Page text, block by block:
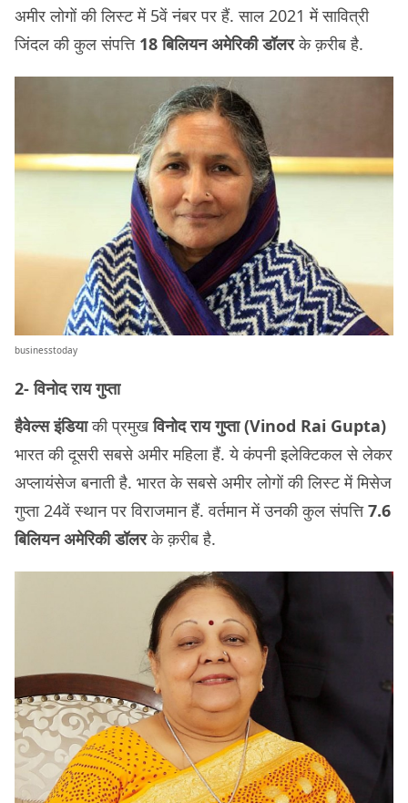
अमीर लोगों की लिस्ट में 5वें नंबर पर हैं. साल 2021 में सावित्री
जिंदल की कुल संपत्ति 18 बिलियन अमेरिकी डॉलरके क़रीब है.
businesstoday
2- विनोद राय गुप्ता
हैवेल्स इंडियाकी प्रमुखविनोद राय गुप्ता (Vinod Rai Gupta)
भारत की दूसरी सबसे अमीर महिला हैं. ये कंपनी इलेक्टिकल से लेकर
अप्लायंसेज बनाती है. भारत के सबसे अमीर लोगों की लिस्ट में मिसेज
गुप्ता 24वें स्थान पर विराजमान हैं. वर्तमान में उनकी कुल संपत्ति7.6
बिलियन अमेरिकी डॉलरके क़रीब है.